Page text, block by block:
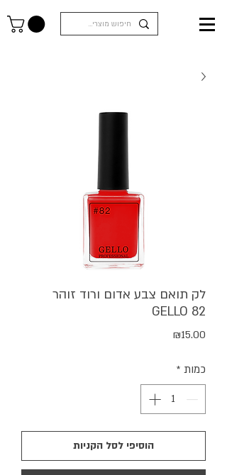
לק תואם צבע אדום ורוד זוהר
GELLO 82
₪15.00
כמות *
הוסיפי לסל הקניות